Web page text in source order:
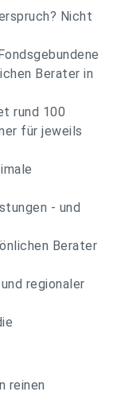
Nicht
Berater in
rund 100
für jeweils
- und
Berater
regionaler
reinen